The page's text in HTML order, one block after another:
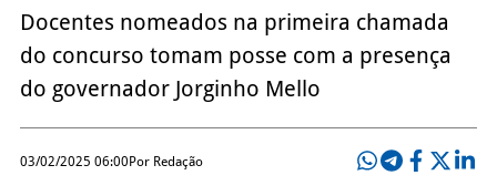
Docentes nomeados na primeira chamada
do concurso tomam posse com a presença
do governador Jorginho Mello
03/02/2025 06:00Por Redação